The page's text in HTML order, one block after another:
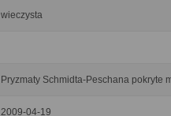
wieczysta
Pryzmaty Schmidta-Peschana pokryte
2009-04-19